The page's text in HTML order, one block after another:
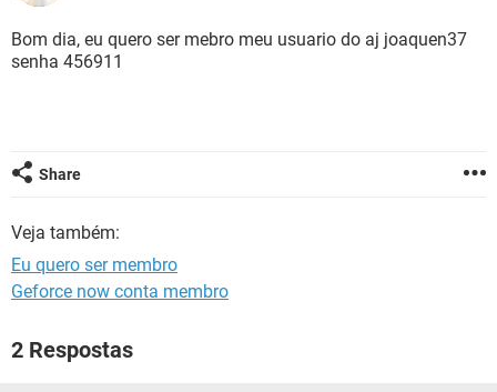
GUIA DE COMPRAS
INSTAGRAM
GUIA DE COMPRAS
CELULAR
OUTLOOK EXCEL
JOGOS WHATSAPP
CELULAR
GUIA DE COMPRAS
Bom dia, eu quero ser mebro meu usuario do aj joaquen37
senha 456911
Share
Veja também:
Eu quero ser membro
Geforce now conta membro
2 Respostas